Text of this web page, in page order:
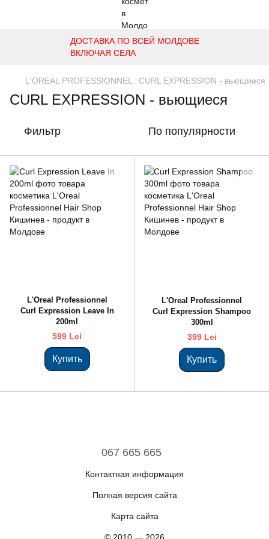
ДОСТАВКА ПО ВСЕЙ МОЛДОВЕ
ВКЛЮЧАЯ СЕЛА
L'OREAL PROFESSIONNEL CURL EXPRESSION - вьющиеся
CURL EXPRESSION - вьющиеся
Фильтр По популярности
L'Oreal Professionnel
Curl Expression Leave In
200ml
599 Lei
Купить
L'Oreal Professionnel
Curl Expression Shampoo
300ml
399 Lei
Купить
067 665 665
Контактная информация
Полная версия сайта
Карта сайта